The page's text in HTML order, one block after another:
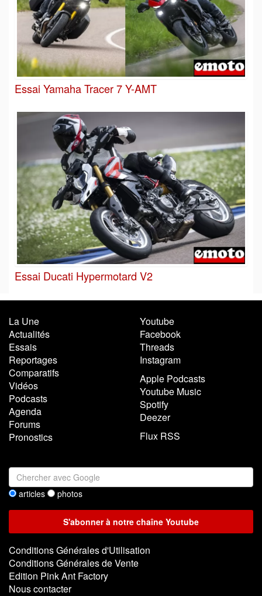
Essai Yamaha Tracer 7 Y-AMT
Essai Ducati Hypermotard V2
La Une
Actualités
Essais
Reportages
Comparatifs
Vidéos
Podcasts
Agenda
Forums
Pronostics
Youtube
Facebook
Threads
Instagram
Apple Podcasts
Youtube Music
Spotify
Deezer
Flux RSS
articles photos
Conditions Générales d'Utilisation
Conditions Générales de Vente
Edition Pink Ant Factory
Nous contacter